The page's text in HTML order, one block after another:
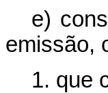
e)
emissão,
1. que